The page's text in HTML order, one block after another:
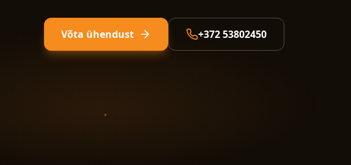
Võta ühendust +372 53802450